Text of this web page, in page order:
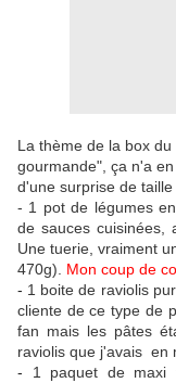
La thème de la box
gourmande", ça n'a
d'une surprise de taille
- 1 pot de légumes
de sauces cuisinées,
Une tuerie, vraiment
470g). Mon coup de
- 1 boite de raviolis
cliente de ce type de
fan mais les pâtes
raviolis que j'avais en
- 1 paquet de maxi